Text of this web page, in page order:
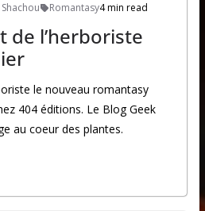
Romantasy4 min read
de l’herboriste
le nouveau romantasy
404 éditions. Le Blog Geek
au coeur des plantes.